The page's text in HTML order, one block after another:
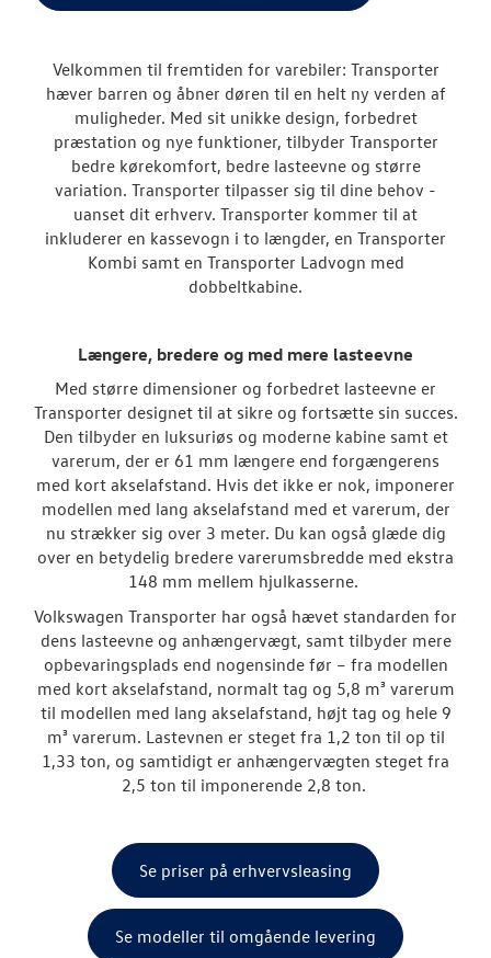
Transporter
Amarok
e-
Transporter
Byg din
Book en
Garanti
BRUGTE BILER
VÆRKSTED
SKADECENTER
TILBEHØR
RESERVEDELE
Velkommen til fremtiden for varebiler: Transporter
hæver barren og åbner døren til en helt ny verden af
muligheder. Med sit unikke design, forbedret
præstation og nye funktioner, tilbyder Transporter
bedre kørekomfort, bedre lasteevne og større
variation. Transporter tilpasser sig til dine behov -
uanset dit erhverv. Transporter kommer til at
inkluderer en kassevogn i to længder, en Transporter
Kombi samt en Transporter Ladvogn med
dobbeltkabine.
Længere, bredere og med mere lasteevne
Med større dimensioner og forbedret lasteevne er
Transporter designet til at sikre og fortsætte sin succes.
Den tilbyder en luksuriøs og moderne kabine samt et
varerum, der er 61 mm længere end forgængerens
med kort akselafstand. Hvis det ikke er nok, imponerer
modellen med lang akselafstand med et varerum, der
nu strækker sig over 3 meter. Du kan også glæde dig
over en betydelig bredere varerumsbredde med ekstra
148 mm mellem hjulkasserne.
Volkswagen Transporter har også hævet standarden for
dens lasteevne og anhængervægt, samt tilbyder mere
opbevaringsplads end nogensinde før – fra modellen
med kort akselafstand, normalt tag og 5,8 m³ varerum
til modellen med lang akselafstand, højt tag og hele 9
m³ varerum. Lastevnen er steget fra 1,2 ton til op til
1,33 ton, og samtidigt er anhængervægten steget fra
2,5 ton til imponerende 2,8 ton.
Se priser på erhvervsleasing
Se modeller til omgående levering